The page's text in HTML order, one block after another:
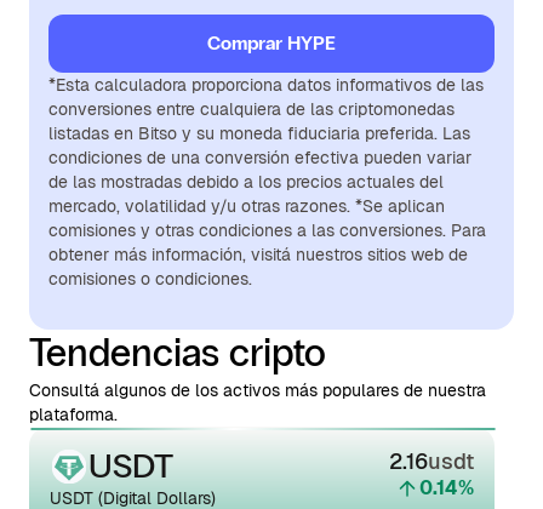
Comprar HYPE
*Esta calculadora proporciona datos informativos de las
conversiones entre cualquiera de las criptomonedas
listadas en Bitso y su moneda fiduciaria preferida. Las
condiciones de una conversión efectiva pueden variar
de las mostradas debido a los precios actuales del
mercado, volatilidad y/u otras razones. *Se aplican
comisiones y otras condiciones a las conversiones. Para
obtener más información, visitá nuestros sitios web de
comisiones o condiciones.
Tendencias cripto
Consultá algunos de los activos más populares de nuestra
plataforma.
USDT
USDT (Digital Dollars)
2.16usdt
0.14%